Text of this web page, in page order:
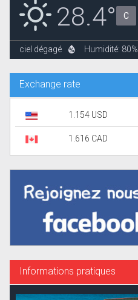
28.4° C
ciel dégagé Humidité: 80%
Exchange rate
1.154 USD
1.616 CAD
Informations pratiques